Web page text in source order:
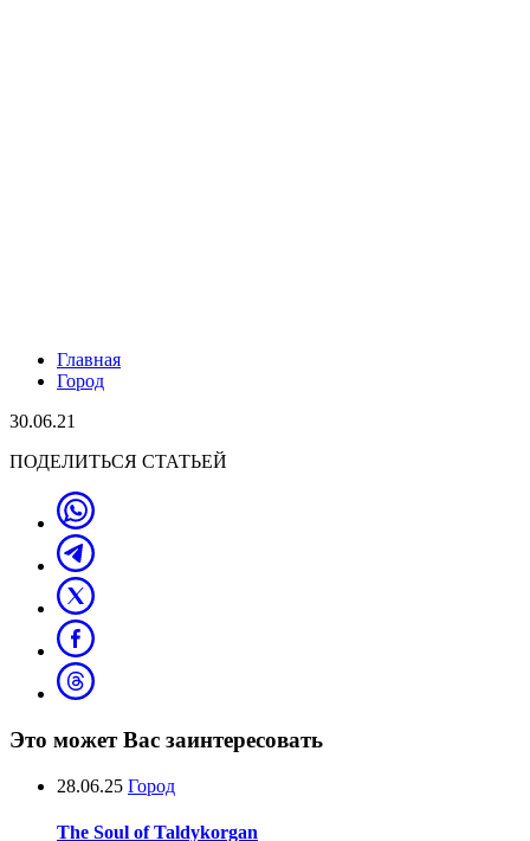
Главная
Город
30.06.21
ПОДЕЛИТЬСЯ СТАТЬЕЙ
Это может Вас заинтересовать
28.06.25 Город
The Soul of Taldykorgan